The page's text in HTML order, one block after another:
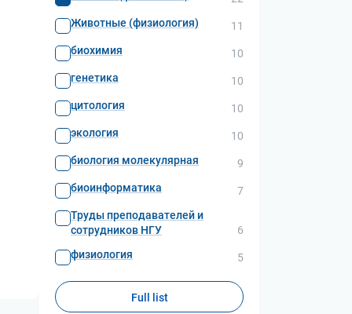
Животные (физиология)
11
биохимия
10
генетика
10
цитология
10
экология
10
биология молекулярная
9
биоинформатика
7
Труды преподавателей и
сотрудников НГУ
6
физиология
5
Full list